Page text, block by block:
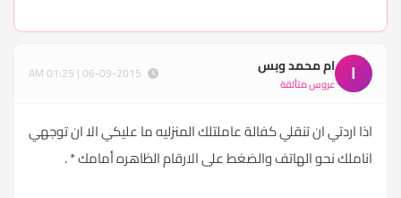
ا ام محمد وبس
عروس متألقة
اذا اردتي ان تنقلي كفالة عاملتلك المنزليه ما عليكي الا ان توجهي
اناملك نحو الهاتف والضغط على الارقام الظاهره أمامك * .